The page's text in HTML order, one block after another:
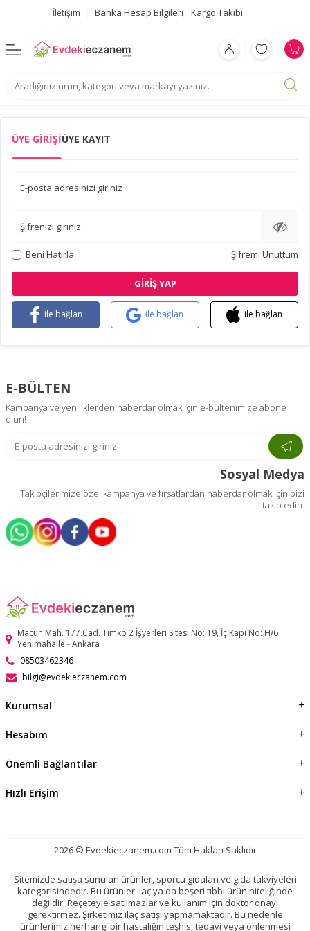
İletişim Banka Hesap Bilgileri Kargo Takibi
ÜYE GIRIŞIÜYE KAYIT
E-posta adresinizi giriniz
Şifrenizi giriniz
Beni Hatırla Şifremi Unuttum
GIRIŞ YAP
ile bağlan ile bağlan ile bağlan
E-BÜLTEN
Kampanya ve yeniliklerden haberdar olmak için e-bültenimize abone
olun!
Sosyal Medya
Takipçilerimize özel kampanya ve fırsatlardan haberdar olmak için bizi
takip edin.
Macun Mah. 177.Cad. Timko 2 İşyerleri Sitesi No: 19, İç Kapı No: H/6
Yenimahalle - Ankara
08503462346
bilgi@evdekieczanem.com
Kurumsal
Hesabım
Önemli Bağlantılar
Hızlı Erişim
2026 © Evdekieczanem.com Tüm Hakları Saklıdır
Sitemizde satışa sunulan ürünler, sporcu gıdaları ve gıda takviyeleri
kategorisindedir. Bu ürünler ilaç ya da beşeri tıbbi ürün niteliğinde
değildir. Reçeteyle satılmazlar ve kullanım için doktor onayı
gerektirmez. Şirketimiz ilaç satışı yapmamaktadır. Bu nedenle
ürünlerimiz herhangi bir hastalığın teşhis, tedavi veya önlenmesi